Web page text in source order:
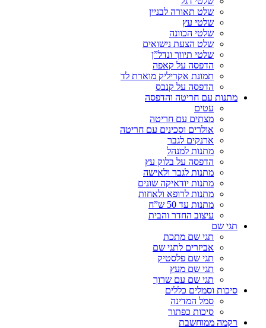
שלט תאורה לבניין
שלטי עץ
שלטי הכוונה
שלט הצעת נישואים
שלטי תיווך ונדל”ן
הדפסה על קאפה
תמונת אקריליק מוארת לד
הדפסה על קנבס
מתנות עם חריטה והדפסה
עטים
מצתים עם חריטה
אולרים וסכינים עם חריטה
ארנקים לגבר
מתנות למנהל
הדפסה על בלוק עץ
מתנות לגבר ולאישה
מתנות יודאיקה שונים
מתנות לרופא ולאחות
מתנות עד 50 ש”ח
עיצוב החדר והבית
תגי שם
תגי שם מתכת
אביזרים לתגי שם
תגי שם פלסטיק
תגי שם מעץ
תגי שם עם שרוך
סיכות וסמלים כללים
סמל המדינה
סיכות כפתור
רקמה ממוחשבת